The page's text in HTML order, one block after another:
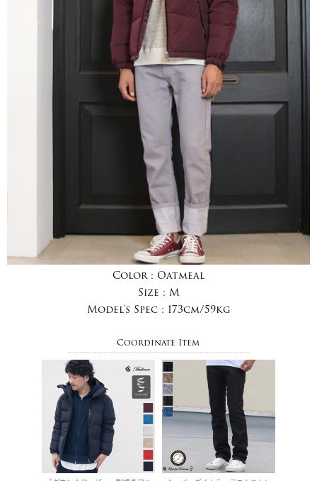
Color : Oatmeal
Size : M
Model's Spec : 173cm/59kg
Coordinate Item